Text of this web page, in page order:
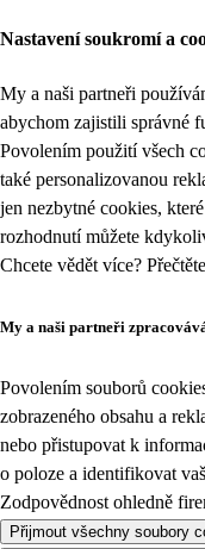
Nastavení soukromí a
My a naši partneři
abychom zajistili správné
Povolením použití všech
také personalizovanou
jen nezbytné cookies,
rozhodnutí můžete
Chcete vědět více?
My a naši partneři
Povolením souborů
zobrazeného obsahu a
nebo přistupovat k
o poloze a identifikovat
Zodpovědnost ohledně
Přijmout všechny soubory